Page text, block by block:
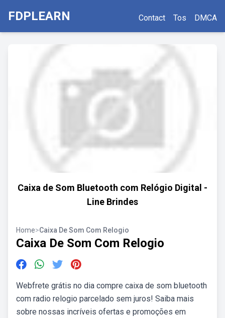
FDPLEARN Contact Tos DMCA
Caixa de Som Bluetooth com Relógio Digital -
Line Brindes
Home>Caixa De Som Com Relogio
Caixa De Som Com Relogio
Webfrete grátis no dia compre caixa de som bluetooth
com radio relogio parcelado sem juros! Saiba mais
sobre nossas incríveis ofertas e promoções em